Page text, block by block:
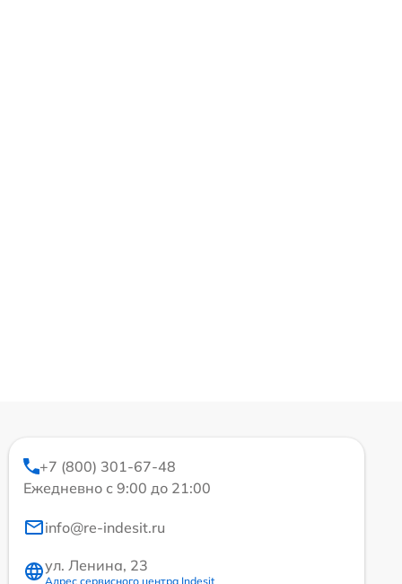
+7 (800) 301-67-48
Ежедневно с 9:00 до 21:00
info@re-indesit.ru
ул. Ленина, 23
Адрес сервисного центра Indesit